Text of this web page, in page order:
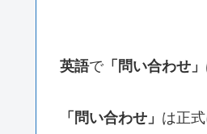
英語で「問い合わせ」
「問い合わせ」 は正